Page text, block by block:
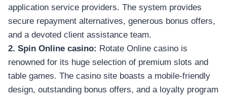
application service providers. The system provides
secure repayment alternatives, generous bonus offers,
and a devoted client assistance team.
2. Spin Online casino: Rotate Online casino is
renowned for its huge selection of premium slots and
table games. The casino site boasts a mobile-friendly
design, outstanding bonus offers, and a loyalty program